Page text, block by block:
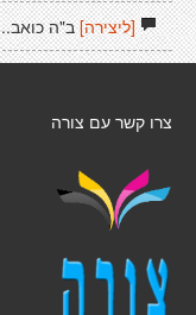
[ליצירה]ב"ה כואב..
צרו קשר עם צורה